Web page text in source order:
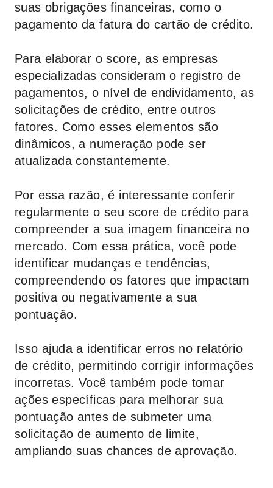
suas obrigações financeiras, como o
pagamento da fatura do cartão de crédito.
Para elaborar o score, as empresas
especializadas consideram o registro de
pagamentos, o nível de endividamento, as
solicitações de crédito, entre outros
fatores. Como esses elementos são
dinâmicos, a numeração pode ser
atualizada constantemente.
Por essa razão, é interessante conferir
regularmente o seu score de crédito para
compreender a sua imagem financeira no
mercado. Com essa prática, você pode
identificar mudanças e tendências,
compreendendo os fatores que impactam
positiva ou negativamente a sua
pontuação.
Isso ajuda a identificar erros no relatório
de crédito, permitindo corrigir informações
incorretas. Você também pode tomar
ações específicas para melhorar sua
pontuação antes de submeter uma
solicitação de aumento de limite,
ampliando suas chances de aprovação.